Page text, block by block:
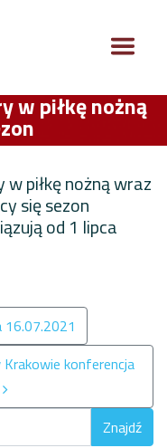
w piłkę nożną
w piłkę nożną wraz
się sezon
od 1 lipca
konferencja